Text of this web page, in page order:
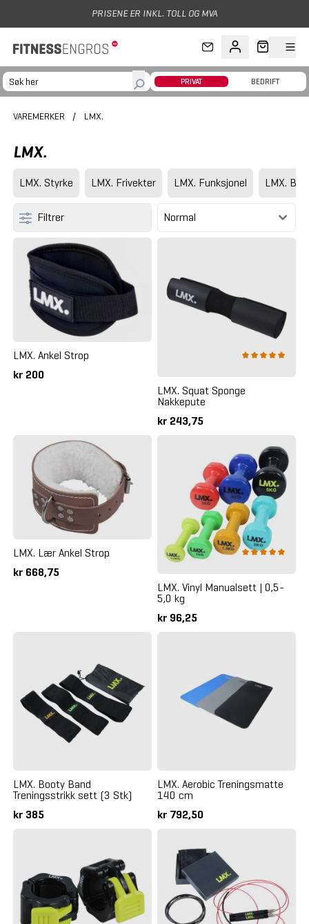
Hopp til hovedinnhold
PRIVAT BEDRIFT
VAREMERKER / LMX.
LMX.
LMX. Styrke LMX. Frivekter LMX. Funksjonel LMX.
Filtrer
LMX. Ankel Strop
kr 200
LMX. Squat Sponge
Nakkepute
kr 243,75
LMX. Lær Ankel Strop
kr 668,75
LMX. Vinyl Manualsett | 0,5-
5,0 kg
kr 96,25
LMX. Booty Band
Treningsstrikk sett (3 Stk)
kr 385
LMX. Aerobic Treningsmatte
140 cm
kr 792,50